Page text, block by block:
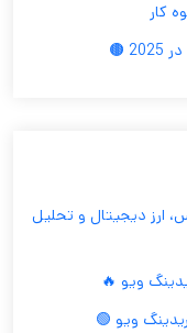
کار
ارز دیجیتال و تحلیل
ویو 🔥